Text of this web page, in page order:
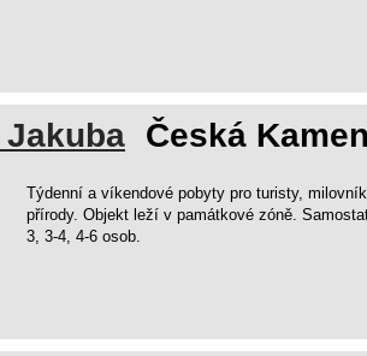
Jakuba Česká
Týdenní a víkendové pobyty pro turisty,
přírody. Objekt leží v památkové zóně.
3, 3-4, 4-6 osob.